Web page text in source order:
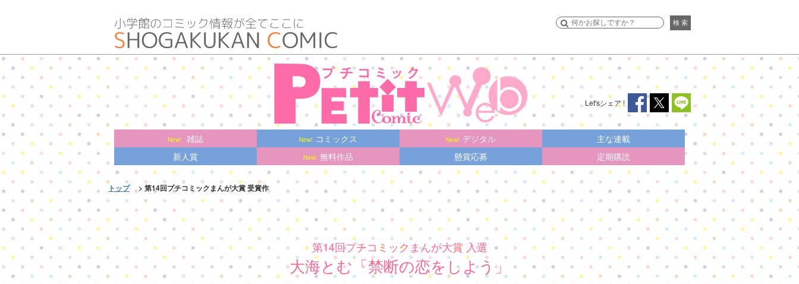
検 索
Let'sシェア !
雑誌 コミックス デジタル
主な連載
新人賞
無料作品 懸賞応募 定期購読
トップ> 第14回プチコミックまんが大賞 受賞作
第14回プチコミックまんが大賞 入選
大海とむ「禁断の恋をしよう」